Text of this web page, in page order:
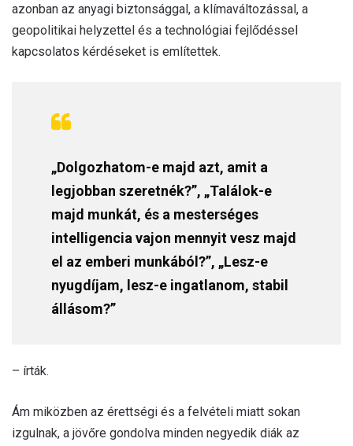
azonban az anyagi biztonsággal, a klímaváltozással, a
geopolitikai helyzettel és a technológiai fejlődéssel
kapcsolatos kérdéseket is említettek.
„Dolgozhatom-e majd azt, amit a
legjobban szeretnék?”, „Találok-e
majd munkát, és a mesterséges
intelligencia vajon mennyit vesz majd
el az emberi munkából?”, „Lesz-e
nyugdíjam, lesz-e ingatlanom, stabil
állásom?”
– írták.
Ám miközben az érettségi és a felvételi miatt sokan
izgulnak, a jövőre gondolva minden negyedik diák az